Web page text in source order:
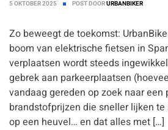
5 OKTOBER 2025 POST DOORURBANBIKER
Zo beweegt de toekomst:
boom van elektrische fietsen in
verplaatsen wordt steeds
gebrek aan parkeerplaatsen
vandaag gereden op zoek naar een
brandstofprijzen die sneller lijken
op een heuvel… en dat alles met […]